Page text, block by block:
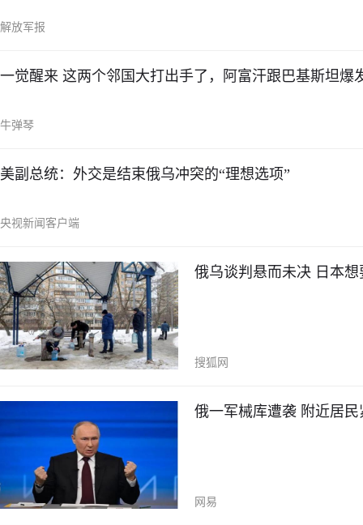
解放军报
一觉醒来 这两个邻国大打出手了，阿富汗跟巴基斯坦爆
牛弹琴
美副总统：外交是结束俄乌冲突的“理想选项”
央视新闻客户端
俄乌谈判悬而未决 日本
搜狐网
俄一军械库遭袭 附近居
网易